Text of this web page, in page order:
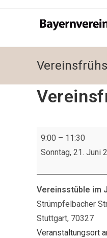
Schafkopfen
9:00 – 11:30
Sonntag, 21. Juni
Vereinsstüble im
Strümpfelbacher
Stuttgart, 70327
Veranstaltungsort